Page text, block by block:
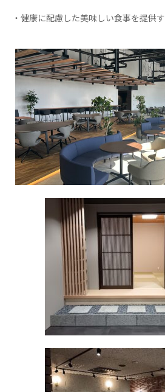
・健康に配慮した美味しい食事を提供